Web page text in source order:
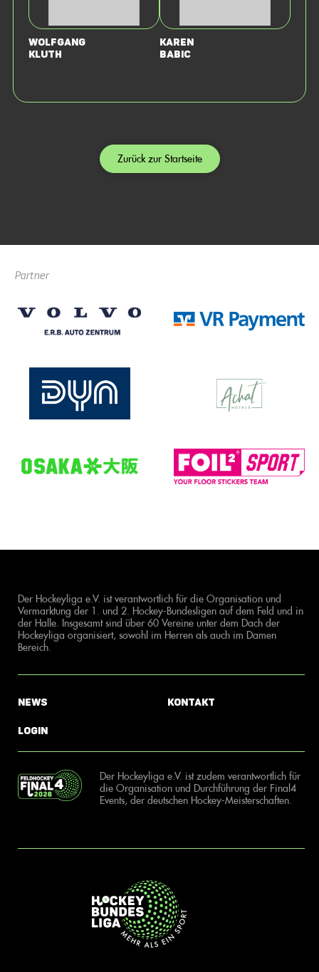
Wolfgang
Kluth
Karen
Babic
Zurück zur Startseite
Partner
Der Hockeyliga e.V. ist verantwortlich für die Organisation und
Vermarktung der 1. und 2. Hockey-Bundesligen auf dem Feld und in
der Halle. Insgesamt sind über 60 Vereine unter dem Dach der
Hockeyliga organisiert, sowohl im Herren als auch im Damen
Bereich.
News
Login
Kontakt
Der Hockeyliga e.V. ist zudem verantwortlich für
die Organisation und Durchführung der Final4
Events, der deutschen Hockey-Meisterschaften.